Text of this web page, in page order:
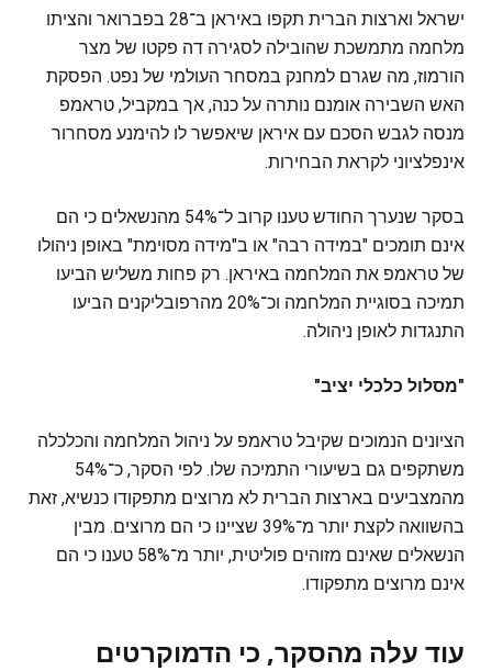
ישראל וארצות הברית תקפו באיראן ב־28 בפברואר והציתו
מלחמה מתמשכת שהובילה לסגירה דה פקטו של מצר
הורמוז, מה שגרם למחנק במסחר העולמי של נפט. הפסקת
האש השבירה אומנם נותרה על כנה, אך במקביל, טראמפ
מנסה לגבש הסכם עם איראן שיאפשר לו להימנע מסחרור
אינפלציוני לקראת הבחירות.
בסקר שנערך החודש טענו קרוב ל־54% מהנשאלים כי הם
אינם תומכים "במידה רבה" או ב"מידה מסוימת" באופן ניהולו
של טראמפ את המלחמה באיראן. רק פחות משליש הביעו
תמיכה בסוגיית המלחמה וכ־20% מהרפובליקנים הביעו
התנגדות לאופן ניהולה.
"מסלול כלכלי יציב"
הציונים הנמוכים שקיבל טראמפ על ניהול המלחמה והכלכלה
משתקפים גם בשיעורי התמיכה שלו. לפי הסקר, כ־54%
מהמצביעים בארצות הברית לא מרוצים מתפקודו כנשיא, זאת
בהשוואה לקצת יותר מ־39% שציינו כי הם מרוצים. מבין
הנשאלים שאינם מזוהים פוליטית, יותר מ־58% טענו כי הם
אינם מרוצים מתפקודו.
עוד עלה מהסקר, כי הדמוקרטים